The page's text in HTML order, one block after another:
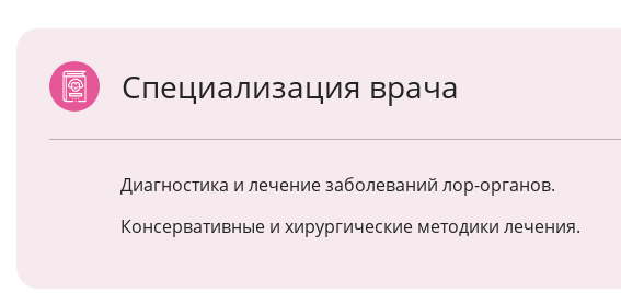
Специализация врача
Диагностика и лечение заболеваний лор-органов.
Консервативные и хирургические методики лечения.